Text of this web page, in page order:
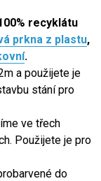
recyklátu
prkna z plastu,
.
a použijete je
stání pro
ve třech
Použijete je pro
do